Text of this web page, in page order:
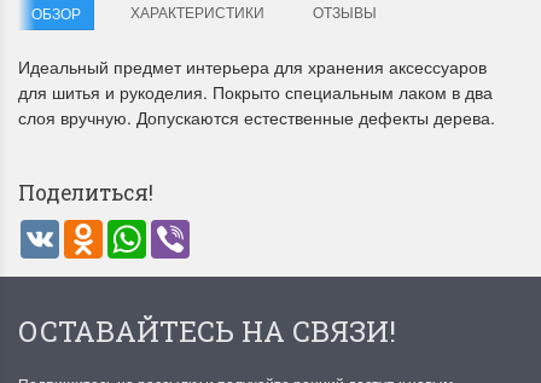
!! СКИДКА 20% ‼️ с 1 до 3 июня в
честь первого летнего дня
Анастасия Туманова
1 июня 2024 11:29
На сайте пополнение
Dimensions
ОБЗОР ХАРАКТЕРИСТИКИ ОТЗЫВЫ
Идеальный предмет интерьера для хранения аксессуаров
для шитья и рукоделия. Покрыто специальным лаком в два
слоя вручную. Допускаются естественные дефекты дерева.
Поделиться!
VK Odnoklassniki
WhatsApp
ОСТАВАЙТЕСЬ НА СВЯЗИ!